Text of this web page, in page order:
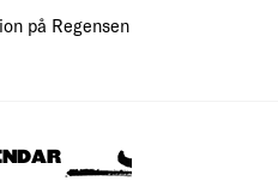
på Regensen